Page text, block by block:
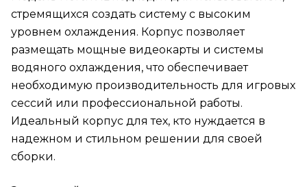
стремящихся создать систему с высоким
уровнем охлаждения. Корпус позволяет
размещать мощные видеокарты и системы
водяного охлаждения, что обеспечивает
необходимую производительность для игровых
сессий или профессиональной работы.
Идеальный корпус для тех, кто нуждается в
надежном и стильном решении для своей
сборки.